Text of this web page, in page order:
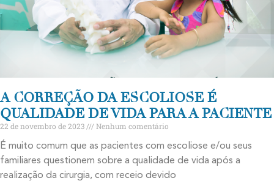
A CORREÇÃO DA ESCOLIOSE É
QUALIDADE DE VIDA PARA A PACIENTE
22 de novembro de 2023 Nenhum comentário
É muito comum que as pacientes com escoliose e/ou seus
familiares questionem sobre a qualidade de vida após a
realização da cirurgia, com receio devido